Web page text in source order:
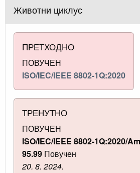
Животни циклус
ПРЕТХОДНО
ПОВУЧЕН
ISO/IEC/IEEE 8802-1Q:2020
ТРЕНУТНО
ПОВУЧЕН
ISO/IEC/IEEE 8802-1Q:2020/
95.99 Повучен
20. 8. 2024.